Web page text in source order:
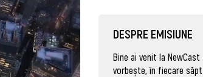
DESPRE EMISIUNE
Bine ai venit la
vorbește, în fiecare